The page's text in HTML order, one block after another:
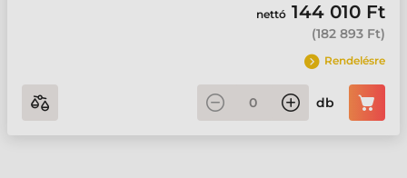
nettó 144 010 Ft
(182 893 Ft)
Rendelésre
db